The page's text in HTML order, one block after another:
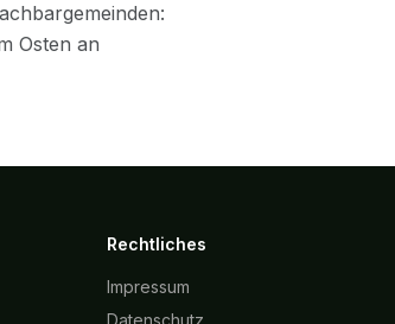
Rechtliches
Impressum
Datenschutz